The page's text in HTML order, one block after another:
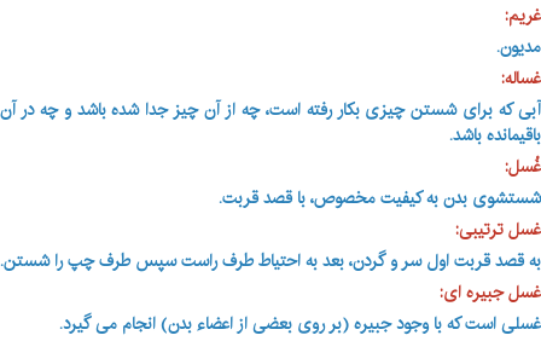
غریم:
مدیون.
غساله:
آبی که برای شستن چیزی بکار رفته است، چه از آن چیز جدا شده باشد و چه در آن
باقیمانده باشد.
غُسل:
شستشوی بدن به کیفیت مخصوص، با قصد قربت.
غسل ترتیبی:
به قصد قربت اول سر و گردن، بعد به احتیاط طرف راست سپس طرف چپ را شستن.
غسل جبیره ای:
غسلی است که با وجود جبیره (بر روی بعضی از اعضاء بدن) انجام می گیرد.